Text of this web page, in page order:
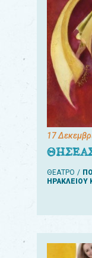
17
ΘΕΑΤΡΟ
ΗΡΑΚΛΕΙΟΥ